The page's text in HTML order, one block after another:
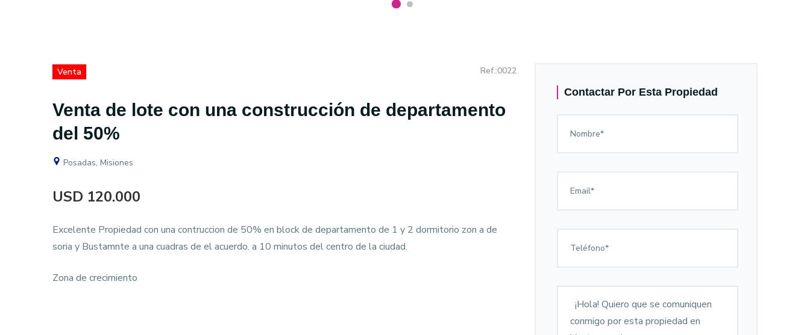
Venta Ref.:0022
Venta de lote con una construcción de departamento
del 50%
Posadas, Misiones
USD 120.000
Excelente Propiedad con una contruccion de 50% en block de departamento de 1 y 2 dormitorio zon a de
soria y Bustamnte a una cuadras de el acuerdo. a 10 minutos del centro de la ciudad.
Zona de crecimiento
Contactar Por Esta Propiedad